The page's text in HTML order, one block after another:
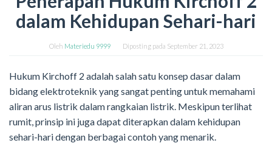
dalam Kehidupan Sehari-hari
Oleh Materiedu 9999 Diposting pada September 21, 2023
Hukum Kirchoff 2 adalah salah satu konsep dasar dalam
bidang elektroteknik yang sangat penting untuk memahami
aliran arus listrik dalam rangkaian listrik. Meskipun terlihat
rumit, prinsip ini juga dapat diterapkan dalam kehidupan
sehari-hari dengan berbagai contoh yang menarik.